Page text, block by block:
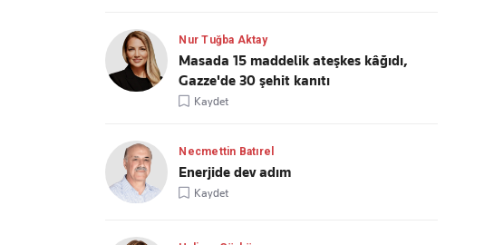
Nur Tuğba Aktay
Masada 15 maddelik ateşkes kâğıdı,
Gazze'de 30 şehit kanıtı
Kaydet
Necmettin Batırel
Enerjide dev adım
Kaydet